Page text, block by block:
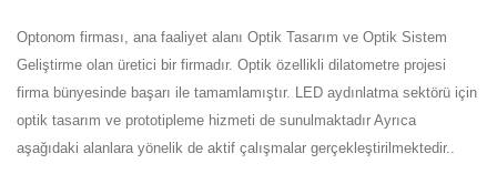
Optonom firması, ana faaliyet alanı Optik Tasarım ve Optik Sistem
Geliştirme olan üretici bir firmadır. Optik özellikli dilatometre projesi
firma bünyesinde başarı ile tamamlamıştır. LED aydınlatma sektörü için
optik tasarım ve prototipleme hizmeti de sunulmaktadır Ayrıca
aşağıdaki alanlara yönelik de aktif çalışmalar gerçekleştirilmektedir..